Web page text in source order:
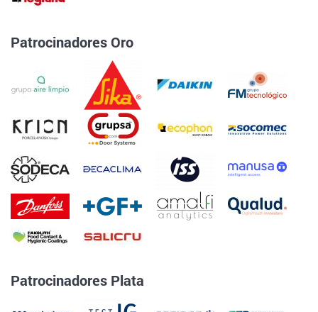
Patrocinadores Oro
Patrocinadores Plata